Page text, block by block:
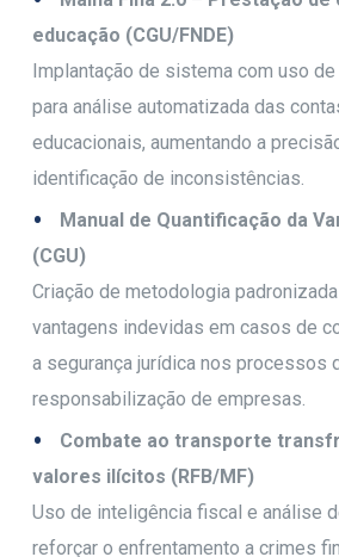
educação (CGU/FNDE)
Implantação de sistema com uso
para análise automatizada das
educacionais, aumentando a
identificação de inconsistências.
Manual de Quantificação da
(CGU)
Criação de metodologia
vantagens indevidas em casos de
a segurança jurídica nos processos
responsabilização de empresas.
Combate ao transporte
valores ilícitos (RFB/MF)
Uso de inteligência fiscal e análise
reforçar o enfrentamento a crimes